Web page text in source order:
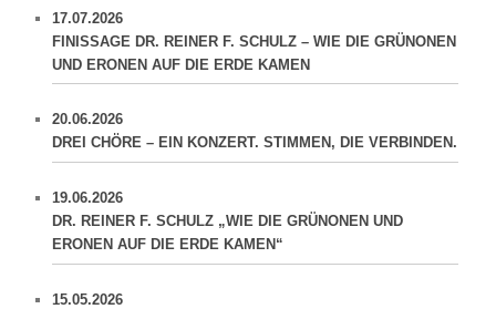
17.07.2026
FINISSAGE DR. REINER F. SCHULZ – WIE DIE GRÜNONEN
UND ERONEN AUF DIE ERDE KAMEN
20.06.2026
DREI CHÖRE – EIN KONZERT. STIMMEN, DIE VERBINDEN.
19.06.2026
DR. REINER F. SCHULZ „WIE DIE GRÜNONEN UND
ERONEN AUF DIE ERDE KAMEN“
15.05.2026